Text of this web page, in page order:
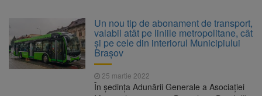
Un nou tip de abonament de transport,
valabil atât pe liniile metropolitane, cât
și pe cele din interiorul Municipiului
Brașov
25 martie 2022
În ședința Adunării Generale a Asociației